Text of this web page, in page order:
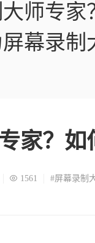
师专家
幕录制
家？
1561 #屏幕录制